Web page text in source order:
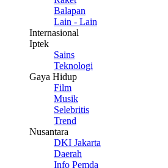
Balapan
Lain - Lain
Internasional
Iptek
Sains
Teknologi
Gaya Hidup
Film
Musik
Selebritis
Trend
Nusantara
DKI Jakarta
Daerah
Info Pemda